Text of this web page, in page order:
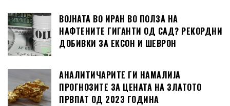
ВОЈНАТА ВО ИРАН ВО ПОЛЗА НА
НАФТЕНИТЕ ГИГАНТИ ОД САД? РЕКОРДНИ
ДОБИВКИ ЗА ЕКСОН И ШЕВРОН
АНАЛИТИЧАРИТЕ ГИ НАМАЛИЈА
ПРОГНОЗИТЕ ЗА ЦЕНАТА НА ЗЛАТОТО
ПРВПАТ ОД 2023 ГОДИНА